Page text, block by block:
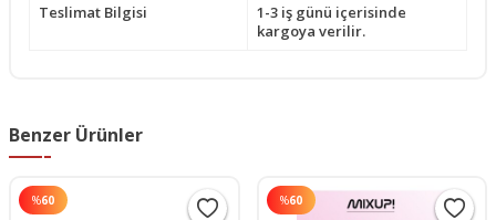
Teslimat Bilgisi
1-3 iş günü içerisinde
kargoya verilir.
Benzer Ürünler
%60 %60